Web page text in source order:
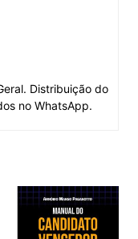
Distribuição do
no WhatsApp.